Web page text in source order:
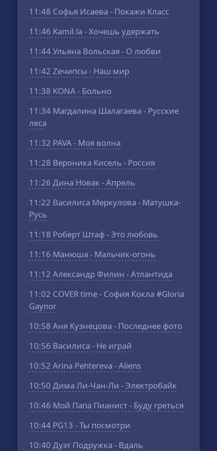
11:48 Софья Исаева - Покажи Класс
11:46 Kamil.la - Хочешь удержать
11:44Ульяна Вольская - О любви
11:42 Zeчипсы - Наш мир
11:38 KONA - Больно
11:34 Магдалина Шалагаева - Русские
леса
11:32 PAVA - Моя волна
11:28 Вероника Кисель - Россия
11:26 Дина Новак - Апрель
11:22 Василиса Меркулова - Матушка-
Русь
11:18 Роберт Штаф - Это любовь
11:16 Манюша - Мальчик-огонь
11:12 Александр Филин - Атлантида
11:02 COVER time - София Кокла #Gloria
Gaynor
10:58 Аня Кузнецова - Последнее фото
10:56 Василиса - Не играй
10:52 Arina Pehtereva - Aliens
10:50 Дима Ли-Чан-Ли - Электробайк
10:46 Мой Папа Пианист - Буду греться
10:44 PG13 - Ты посмотри
10:40 Дуэт Подружка - Вдаль